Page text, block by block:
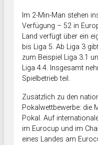
Im 2-Min-Man stehen
Verfügung – 52 in
Land verfügt über ein
bis Liga 5. Ab Liga 3
zum Beispiel Liga 3.1
Liga 4.4. Insgesamt
Spielbetrieb teil.
Zusätzlich zu den
Pokalwettbewerbe: die
Pokal. Auf
im Eurocup und im
eines Landes am